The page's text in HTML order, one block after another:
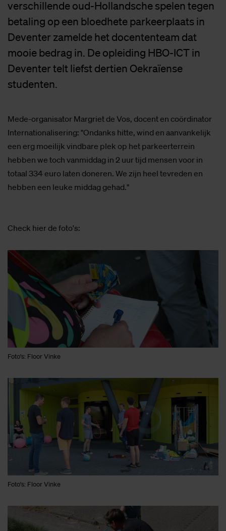
verschillende oud-Hollandsche spelen tegen
betaling op een bloedhete parkeerplaats in
Deventer zamelde het docententeam dat
mooie bedrag in. De opleiding HBO-ICT in
Deventer telt liefst dertien Oekraïense
studenten.
Mede-organisator Margriet de Vos, docent en coördinator
Internationalisering: "Ondanks hitte, wind en aanvankelijk
een erg moeilijk vindbare plek op het parkeerterrein
hebben we toch vanmiddag in 2 uur tijd mensen voor in
totaal 334 euro laten doneren. We zijn heel tevreden en
hebben een leuke middag gehad."
Check hier de foto's:
Foto's: Floor Vinke
Foto's: Floor Vinke